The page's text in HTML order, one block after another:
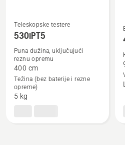
Pogledajte
više
detalja
530iPT5
Teleskopske testere
530iPT5
Puna dužina, uključujući
reznu opremu
400 cm
Težina (bez baterije i rezne
opreme)
5 kg